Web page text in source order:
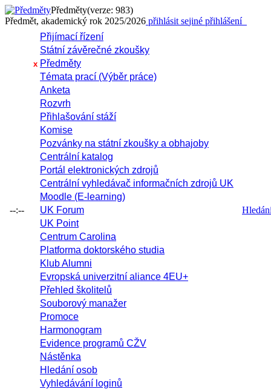
Předměty(verze: 983)
Předmět, akademický rok 2025/2026 přihlásit sejiné přihlášení
--:--
Přijímací řízení
Státní závěrečné zkoušky
x Předměty
Témata prací (Výběr práce)
Anketa
Rozvrh
Přihlašování stáží
Komise
Pozvánky na státní zkoušky a obhajoby
Centrální katalog
Portál elektronických zdrojů
Centrální vyhledávač informačních zdrojů UK
Moodle (E-learning)
UK Forum
UK Point
Centrum Carolina
Platforma doktorského studia
Klub Alumni
Evropská univerzitní aliance 4EU+
Přehled školitelů
Souborový manažer
Promoce
Harmonogram
Evidence programů CŽV
Nástěnka
Hledání osob
Vyhledávání loginů